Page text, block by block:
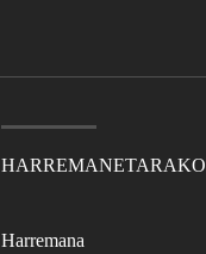
HARREMANETARAKO
Harremana